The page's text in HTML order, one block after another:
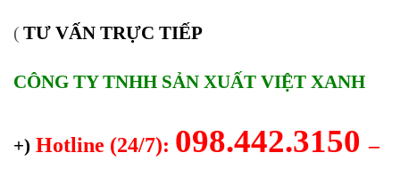
( TƯ VẤN TRỰC TIẾP
CÔNG TY TNHH SẢN XUẤT VIỆT XANH
+) Hotline (24/7): 098.442.3150–